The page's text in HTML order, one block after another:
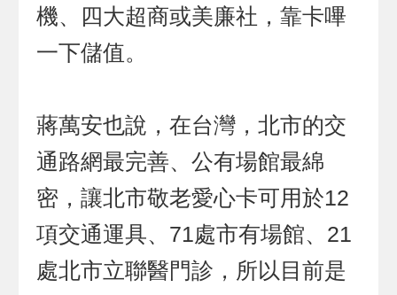
機、四大超商或美廉社，靠卡嗶
一下儲值。
蔣萬安也說，在台灣，北市的交
通路網最完善、公有場館最綿
密，讓北市敬老愛心卡可用於12
項交通運具、71處市有場館、21
處北市立聯醫門診，所以目前是